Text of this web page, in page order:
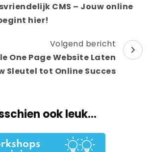
CMS – Jouw online
hier!
Volgend bericht
One Page Website Laten
Sleutel tot Online Succes
ook leuk...